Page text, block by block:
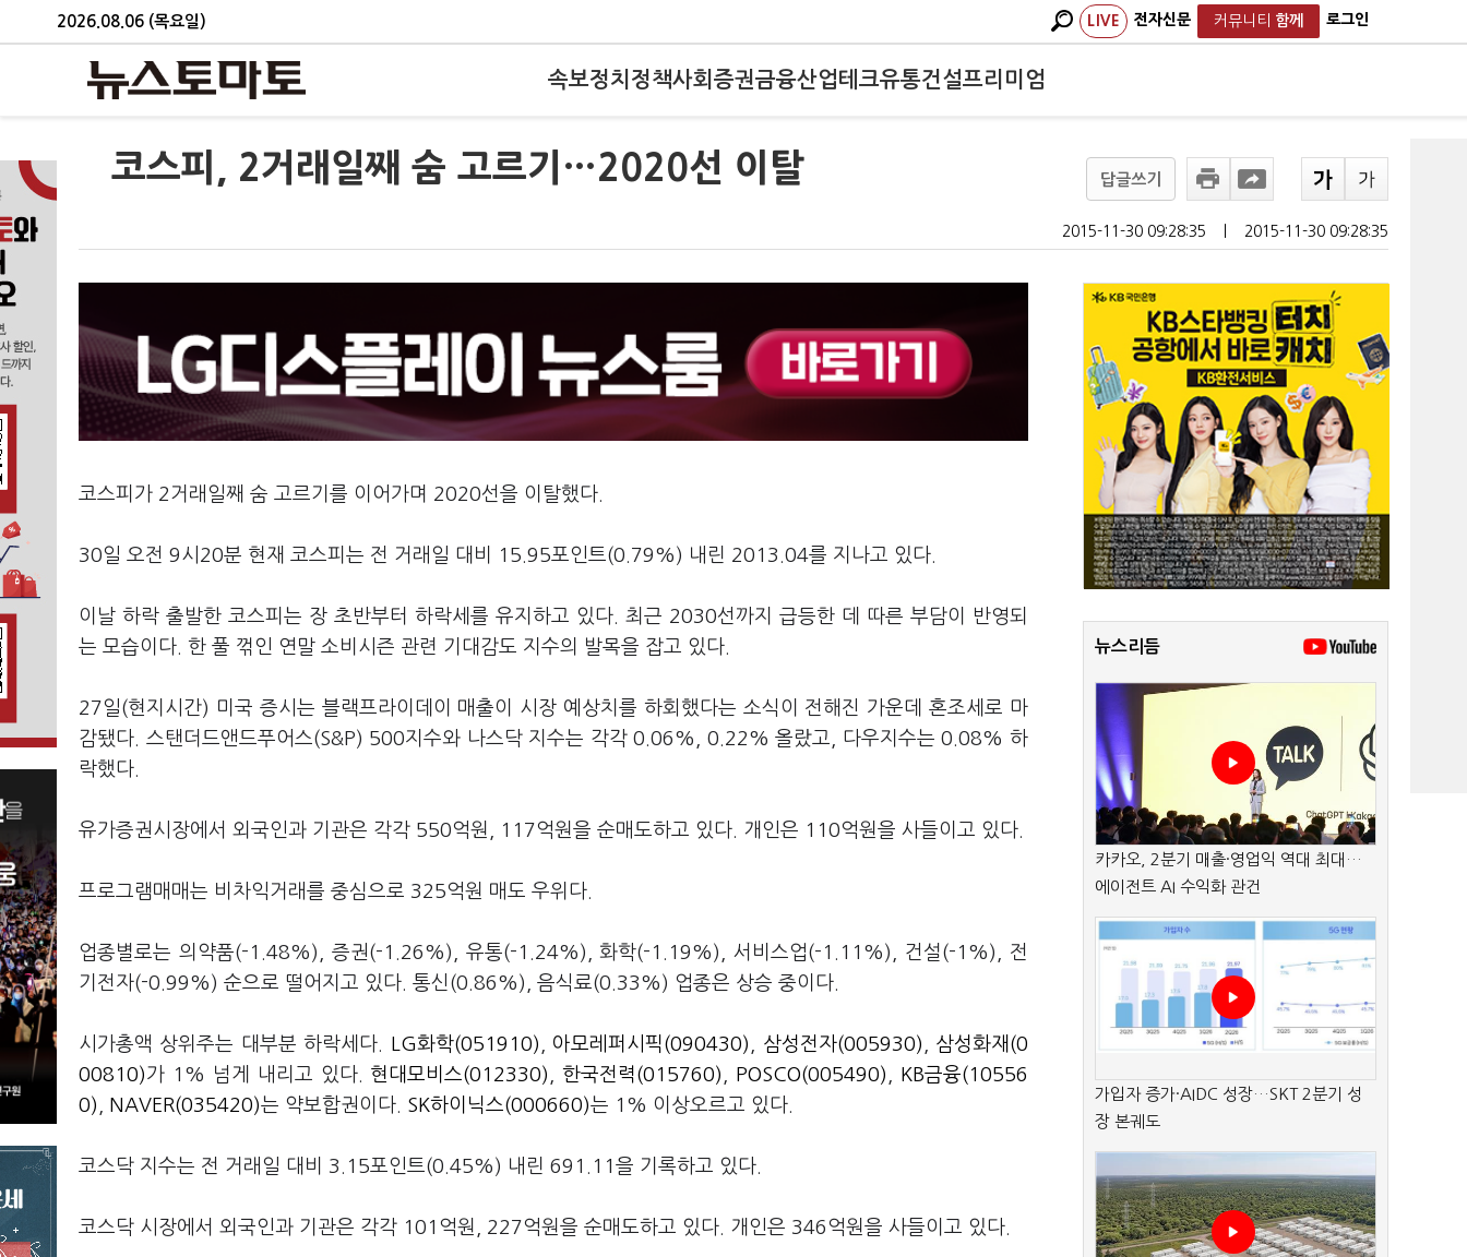
2026.08.06 (목요일) LIVE 전자신문 커뮤니티 함께 로그인
속보정치 정책사회 증권금융산업테크유통건설프리미엄
코스피, 2거래일째 숨 고르기…2020선 이탈 답글쓰기
2015-11-30 09:28:35 2015-11-30 09:28:35
코스피가 2거래일째 숨 고르기를 이어가며 2020선을 이탈했다.
30일 오전 9시20분 현재 코스피는 전 거래일 대비 15.95포인트(0.79%) 내린 2013.04를 지나고 있다.
이날 하락 출발한 코스피는 장 초반부터 하락세를 유지하고 있다. 최근 2030선까지 급등한 데 따른 부담이 반영되
는 모습이다. 한 풀 꺾인 연말 소비시즌 관련 기대감도 지수의 발목을 잡고 있다.
27일(현지시간) 미국 증시는 블랙프라이데이 매출이 시장 예상치를 하회했다는 소식이 전해진 가운데 혼조세로 마
감됐다. 스탠더드앤드푸어스(S&P) 500지수와 나스닥 지수는 각각 0.06%, 0.22% 올랐고, 다우지수는 0.08% 하
락했다.
유가증권시장에서 외국인과 기관은 각각 550억원, 117억원을 순매도하고 있다. 개인은 110억원을 사들이고 있다.
프로그램매매는 비차익거래를 중심으로 325억원 매도 우위다.
업종별로는 의약품(-1.48%), 증권(-1.26%), 유통(-1.24%), 화학(-1.19%), 서비스업(-1.11%), 건설(-1%), 전
기전자(-0.99%) 순으로 떨어지고 있다. 통신(0.86%), 음식료(0.33%) 업종은 상승 중이다.
시가총액 상위주는 대부분 하락세다. LG화학(051910) 아모레퍼시픽(090430) 삼성전자(005930)
삼성화재(0
00810)가 1% 넘게 내리고 있다. 현대모비스(012330) ,한국전력(015760) POSCO(005490)
KB금융(10556
0)
NAVER(035420)는 약보합권이다. SK하이닉스(000660)는 1% 이상오르고 있다.
코스닥 지수는 전 거래일 대비 3.15포인트(0.45%) 내린 691.11을 기록하고 있다.
코스닥 시장에서 외국인과 기관은 각각 101억원, 227억원을 순매도하고 있다. 개인은 346억원을 사들이고 있다.
뉴스리듬
카카오, 2분기 매출·영업익 역대 최대…
에이전트 AI 수익화 관건
가입자 증가·AIDC 성장…SKT 2분기 성
장 본궤도